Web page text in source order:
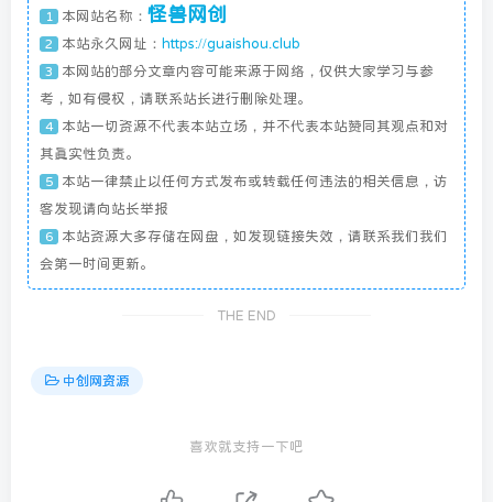
1 本网站名称： 怪兽网创
2 本站永久网址： https://guaishou.club
3
本网站的部分文章内容可能来源于网络，仅供大家学习与参
考，如有侵权，请联系站长进行删除处理。
4
本站一切资源不代表本站立场，并不代表本站赞同其观点和对
其真实性负责。
5
本站一律禁止以任何方式发布或转载任何违法的相关信息，访
客发现请向站长举报
6
本站资源大多存储在网盘，如发现链接失效，请联系我们我们
会第一时间更新。
THE END
中创网资源
喜欢就支持一下吧